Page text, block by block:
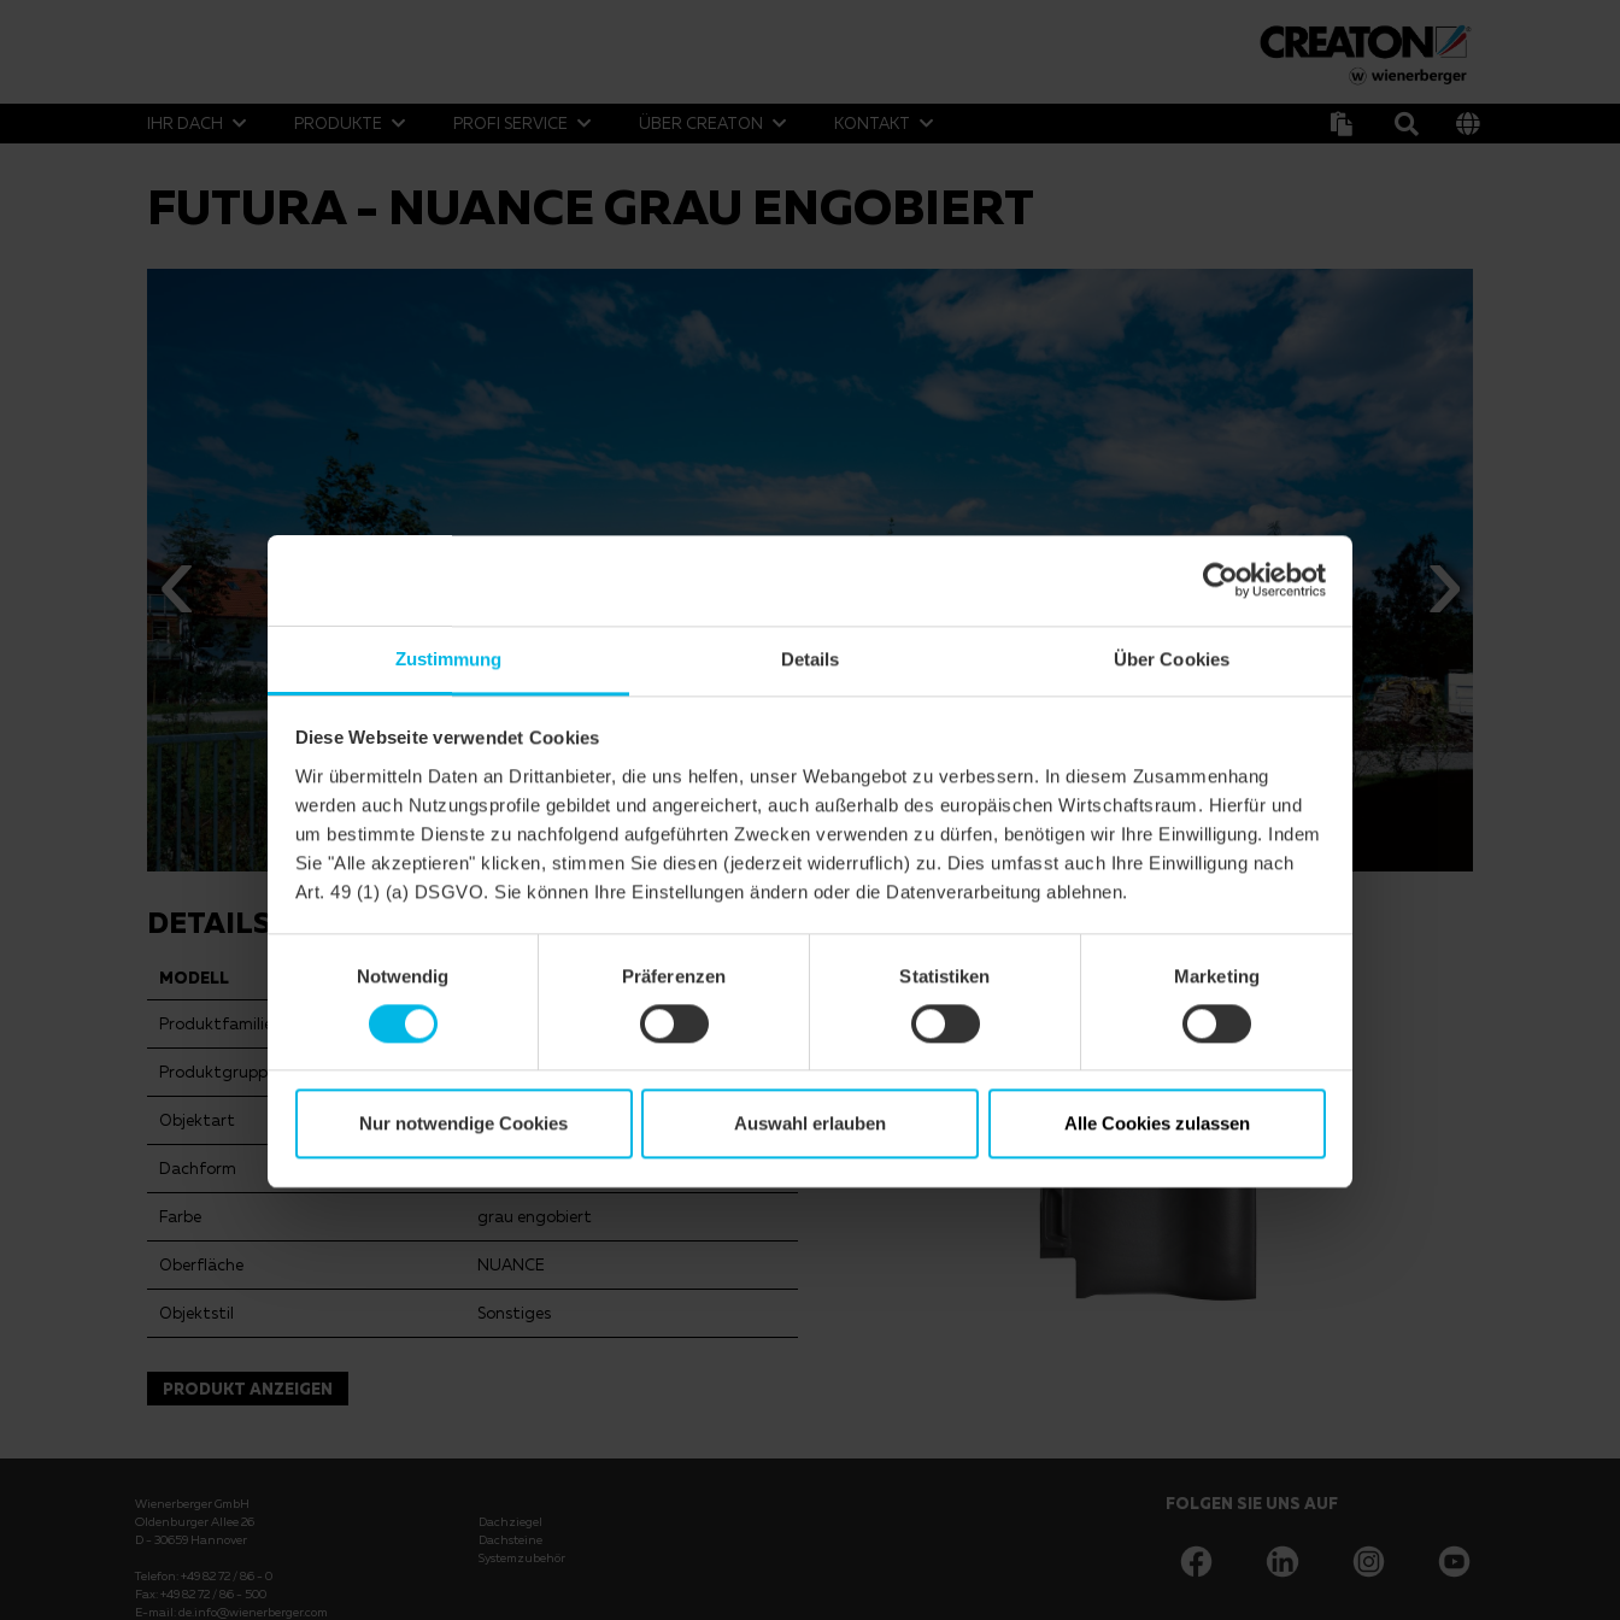
Zustimmung Details Über Cookies
Diese Webseite verwendet Cookies
Wir übermitteln Daten an Drittanbieter, die uns helfen, unser Webangebot zu verbessern. In diesem Zusammenhang
werden auch Nutzungsprofile gebildet und angereichert, auch außerhalb des europäischen Wirtschaftsraum. Hierfür und
um bestimmte Dienste zu nachfolgend aufgeführten Zwecken verwenden zu dürfen, benötigen wir Ihre Einwilligung. Indem
Sie "Alle akzeptieren" klicken, stimmen Sie diesen (jederzeit widerruflich) zu. Dies umfasst auch Ihre Einwilligung nach
Art. 49 (1) (a) DSGVO. Sie können Ihre Einstellungen ändern oder die Datenverarbeitung ablehnen.
Notwendig
Präferenzen Statistiken Marketing
Nur notwendige Cookies Auswahl erlauben Alle Cookies zulassen
IHR DACH PRODUKTE PROFI SERVICE ÜBER CREATON KONTAKT
FUTURA - NUANCE GRAU ENGOBIERT
DETAILS
MODELL
Produktfamilie
Produktgruppe Dachziegel
Objektart Industriebau
Dachform
Farbe grau engobiert
Oberfläche NUANCE
Objektstil Sonstiges
PRODUKT ANZEIGEN
Wienerberger GmbH
Oldenburger Allee 26
D - 30659 Hannover
Telefon: +49 82 72 / 86 - 0
Fax: +49 82 72 / 86 - 500
E-mail: de.info@wienerberger.com
Dachziegel
Dachsteine
Systemzubehör
FOLGEN SIE UNS AUF